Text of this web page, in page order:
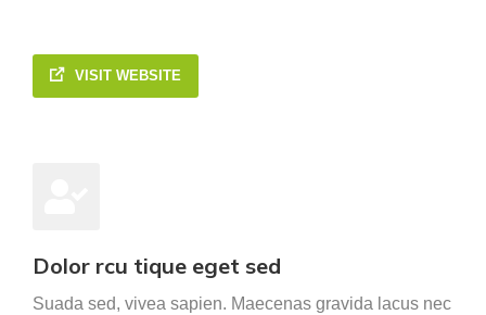
VISIT WEBSITE
Dolor rcu tique eget sed
Suada sed, vivea sapien. Maecenas gravida lacus nec